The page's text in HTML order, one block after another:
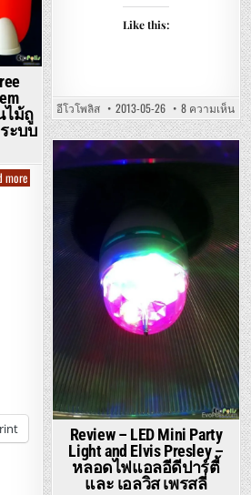
ปส์
หลอด
ไฟ
บ้าน
แอ
ล
อีดี
ประหยัด
ไฟ
รา
คา
เบาๆ
Like this:
อีโวโพลิส 2013-05-26 8 ความเห็นบน
–
5W
LED
E27
ฟิ
ปส์
หล
ไฟ
บ้
แอ
ล
อีดี
5
วัต
เม
ปร
ไฟ
รา
คา
เบ
ไม้ถู
ะบบ
moreEasyMop
–
360
degree
three
spinning
system
metal
ม๊อบ
เหล็ก
360
องศา
3
ระบบ
คุ้ม
ค่า
Posted
Review – LED Mini Party
Light and Elvis Presley –
หลอดไฟแอลอีดีปาร์ตี้
และ เอลวิส เพรสลี่